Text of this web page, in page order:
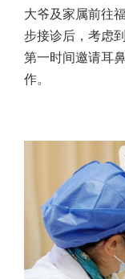
大爷及家属前往
步接诊后，考虑
第一时间邀请耳
作。